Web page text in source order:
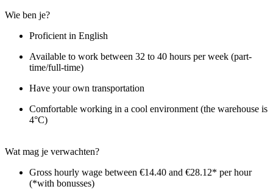
Wie ben je?
Proficient in English
Available to work between 32 to 40 hours per week (part-
time/full-time)
Have your own transportation
Comfortable working in a cool environment (the warehouse is
4°C)
Wat mag je verwachten?
Gross hourly wage between €14.40 and €28.12* per hour
(*with bonusses)